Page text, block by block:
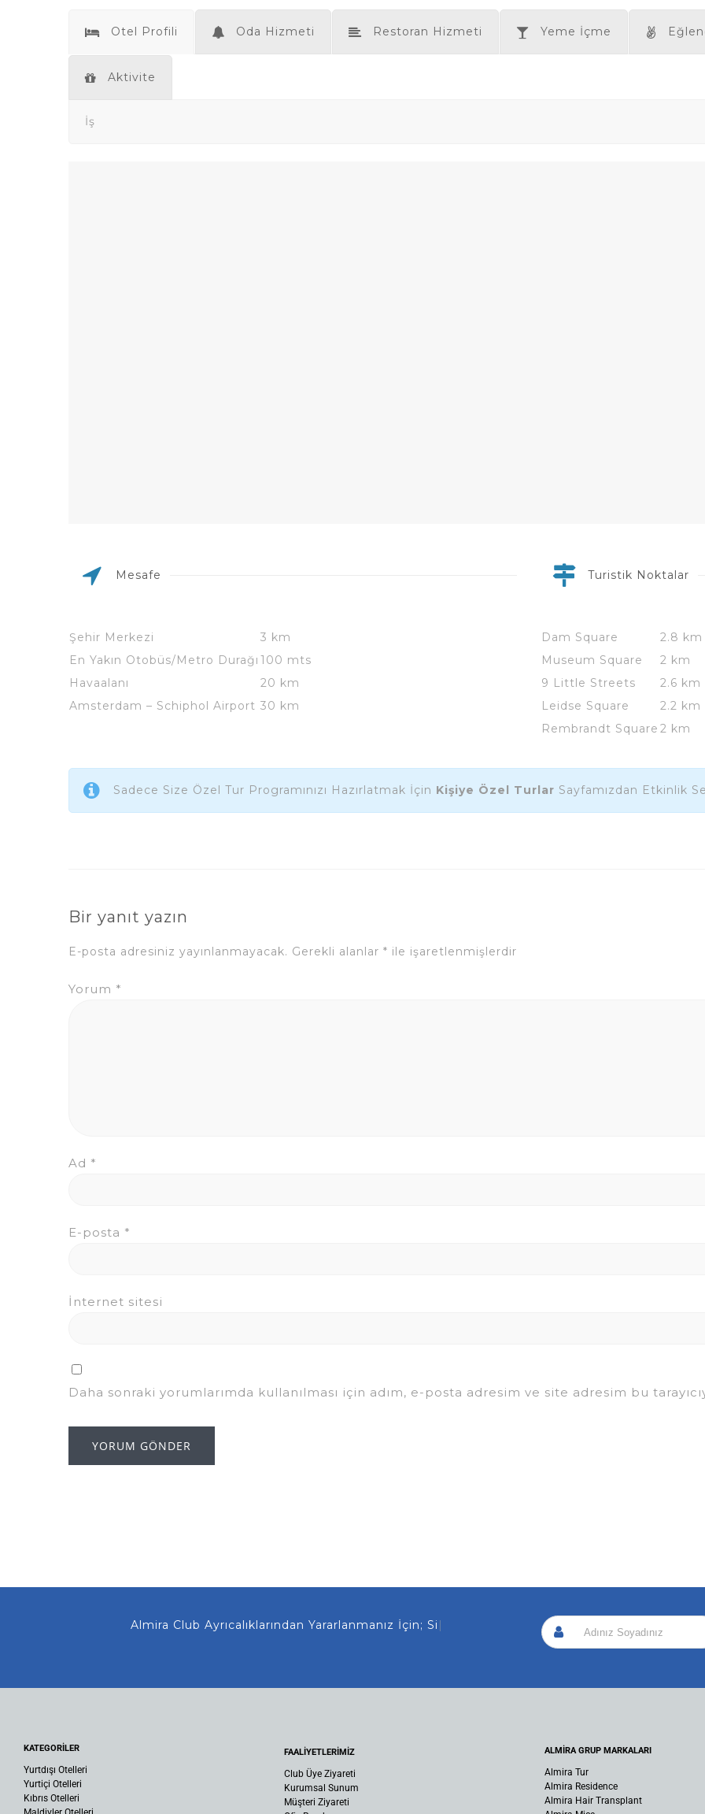
Otel Profili Oda Hizmeti Restoran Hizmeti Yeme İçme
Aktivite
İş
Mesafe
Şehir Merkezi
3 km
En Yakın Otobüs/Metro Durağı 100 mts
Havaalanı
20 km
Amsterdam – Schiphol Airport 30 km
Turistik Noktalar
Dam Square
2.8 km
Museum Square
2 km
9 Little Streets
2.6 km
Leidse Square
2.2 km
Rembrandt Square 2 km
Sadece Size Özel Tur Programınızı Hazırlatmak İçin Kişiye Özel Turlar Sayfamızdan Etkinlik
Bir yanıt yazın
E-posta adresiniz yayınlanmayacak. Gerekli alanlar * ile işaretlenmişlerdir
Yorum *
Ad *
E-posta *
İnternet sitesi
Daha sonraki yorumlarımda kullanılması için adım, e-posta adresim ve site adresim bu
Almira Club Ayrıcalıklarından Yararlanmanız İçin; Sizi Arayalım!
KATEGORİLER
Yurtdışı Otelleri
Yurtiçi Otelleri
Kıbrıs Otelleri
FAALİYETLERİMİZ
Club Üye Ziyareti
Kurumsal Sunum
Müşteri Ziyareti
ALMİRA GRUP MARKALARI
Almira Tur
Almira Residence
Almira Hair Transplant